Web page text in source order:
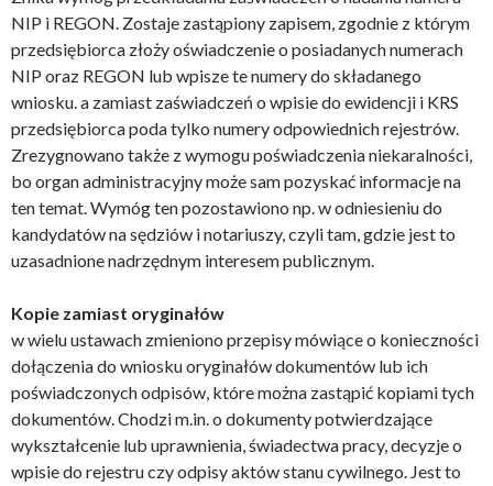
NIP i REGON. Zostaje zastąpiony zapisem, zgodnie z którym
przedsiębiorca złoży oświadczenie o posiadanych numerach
NIP oraz REGON lub wpisze te numery do składanego
wniosku. a zamiast zaświadczeń o wpisie do ewidencji i KRS
przedsiębiorca poda tylko numery odpowiednich rejestrów.
Zrezygnowano także z wymogu poświadczenia niekaralności,
bo organ administracyjny może sam pozyskać informacje na
ten temat. Wymóg ten pozostawiono np. w odniesieniu do
kandydatów na sędziów i notariuszy, czyli tam, gdzie jest to
uzasadnione nadrzędnym interesem publicznym.
Kopie zamiast oryginałów
w wielu ustawach zmieniono przepisy mówiące o konieczności
dołączenia do wniosku oryginałów dokumentów lub ich
poświadczonych odpisów, które można zastąpić kopiami tych
dokumentów. Chodzi m.in. o dokumenty potwierdzające
wykształcenie lub uprawnienia, świadectwa pracy, decyzje o
wpisie do rejestru czy odpisy aktów stanu cywilnego. Jest to